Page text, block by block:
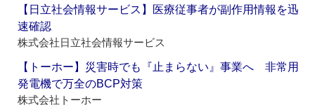
【日立社会情報サービス】医療従事者が副作用情報を迅
速確認
株式会社日立社会情報サービス
【トーホー】災害時でも『止まらない』事業へ 非常用
発電機で万全のBCP対策
株式会社トーホー